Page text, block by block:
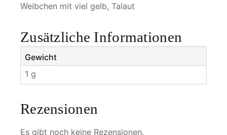
Weibchen mit viel gelb, Talaut
Zusätzliche Informationen
Gewicht
1 g
Rezensionen
Es gibt noch keine Rezensionen.